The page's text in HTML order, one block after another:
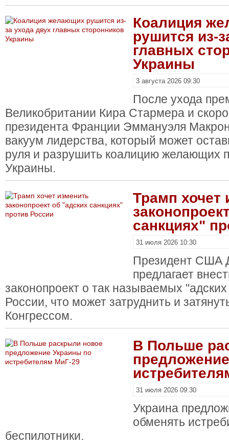
Коалиция
рушится из-
главных
Украины
3 августа 2026 09:30
После ухода
Великобритании Кира Стармера и
президента Франции Эммануэля
вакуум лидерства, который может
руля и разрушить коалицию желающих
Украины.
Трамп хочет
санкциях"
31 июля 2026 10:30
Президент США
предлагает
законопроект о так называемых
России, что может затруднить и
Конгрессом.
В Польше
31 июля 2026 09:30
Украина
обменять
беспилотники.